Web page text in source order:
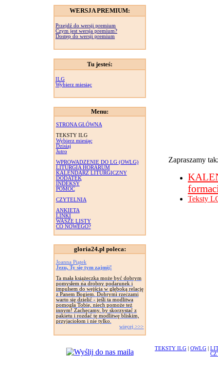
WERSJA PREMIUM:
Przejdź do wersji premium
Czym jest wersja premium?
Dostęp do wersji premium
Tu jesteś:
ILG
Wybierz miesiąc
Menu:
STRONA GŁÓWNA
TEKSTY ILG
Wybierz miesiąc
Dzisiaj
Jutro
WPROWADZENIE DO LG (OWLG)
LITURGIA HORARUM
KALENDARZ LITURGICZNY
DODATEK
INDEKSY
POMOC
CZYTELNIA
ANKIETA
LINKI
WASZE LISTY
CO NOWEGO?
gloria24.pl poleca:
Joanna Piątek
Jezu, Ty się tym zajmij!
Ta mała książeczka może być dobrym
pomysłem na drobny podarunek i
impulsem do wejścia w głęboką relację
z Panem Bogiem. Dobrymi rzeczami
warto się dzielić - jeśli ta modlitwa
pomogła Tobie, niech pomoże też
innym! Zachęcamy, by skorzystać z
pakietu i rozdać tę modlitwę bliskim,
przyjaciołom i nie tylko.
więcej >>>
Zapraszamy
Teksty
TEKSTY ILG OWLG